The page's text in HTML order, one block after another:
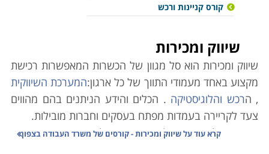
קורס קניינות ורכש
שיווק ומכירות
שיווק ומכירות הוא סל מגוון של הכשרות המאפשרות רכישת
מקצוע באחד מעמודי התווך של כל ארגון:המערכת השיווקית
, הרכש והלוגיסטיקה . הכלים והידע הניתנים בהם מהווים
צעד לקריירה בעמדות מפתח בעסקים וחברות מובילות.
מאחורי כל עסק מצליח עומד ניהול מדויק, הממצה את
קרא עוד עלשיווק ומכירות - קורסים של משרד העבודה בצפון